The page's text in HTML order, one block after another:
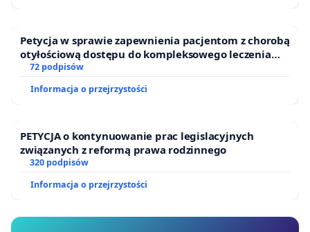
Petycja w sprawie zapewnienia pacjentom z chorobą
otyłościową dostępu do kompleksowego leczenia
oraz programów profilaktycznych.
72 podpisów
Informacja o przejrzystości
PETYCJA o kontynuowanie prac legislacyjnych
związanych z reformą prawa rodzinnego
320 podpisów
Informacja o przejrzystości